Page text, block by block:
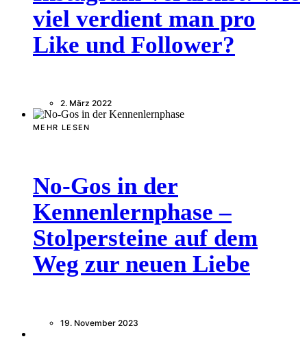
viel verdient man pro
Like und Follower?
2. März 2022
MEHR LESEN
No-Gos in der
Kennenlernphase –
Stolpersteine auf dem
Weg zur neuen Liebe
19. November 2023